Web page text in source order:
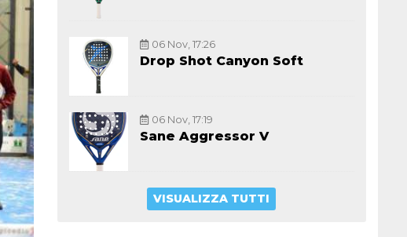
06 Nov, 17:26
Drop Shot Canyon Soft
06 Nov, 17:19
Sane Aggressor V
VISUALIZZA TUTTI